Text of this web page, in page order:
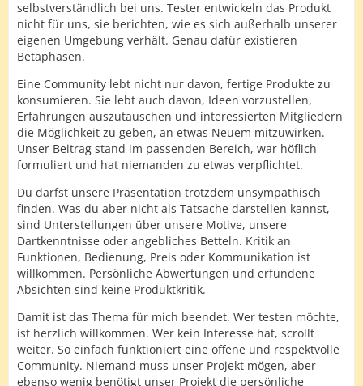
selbstverständlich bei uns. Tester entwickeln das Produkt
nicht für uns, sie berichten, wie es sich außerhalb unserer
eigenen Umgebung verhält. Genau dafür existieren
Betaphasen.
Eine Community lebt nicht nur davon, fertige Produkte zu
konsumieren. Sie lebt auch davon, Ideen vorzustellen,
Erfahrungen auszutauschen und interessierten Mitgliedern
die Möglichkeit zu geben, an etwas Neuem mitzuwirken.
Unser Beitrag stand im passenden Bereich, war höflich
formuliert und hat niemanden zu etwas verpflichtet.
Du darfst unsere Präsentation trotzdem unsympathisch
finden. Was du aber nicht als Tatsache darstellen kannst,
sind Unterstellungen über unsere Motive, unsere
Dartkenntnisse oder angebliches Betteln. Kritik an
Funktionen, Bedienung, Preis oder Kommunikation ist
willkommen. Persönliche Abwertungen und erfundene
Absichten sind keine Produktkritik.
Damit ist das Thema für mich beendet. Wer testen möchte,
ist herzlich willkommen. Wer kein Interesse hat, scrollt
weiter. So einfach funktioniert eine offene und respektvolle
Community. Niemand muss unser Projekt mögen, aber
ebenso wenig benötigt unser Projekt die persönliche